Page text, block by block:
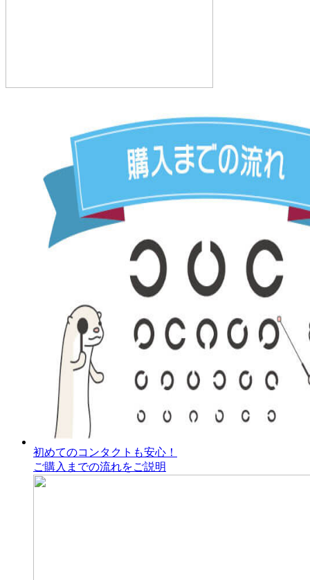
初めてのコンタクトも安心！
ご購入までの流れをご説明